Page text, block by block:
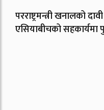
परराष्ट्रमन्त्री खनालको
एसियाबीचको